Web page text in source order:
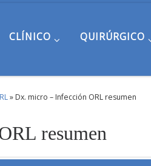
CLÍNICO QUIRÚRGICO
» Dx. micro – Infección ORL resumen
resumen